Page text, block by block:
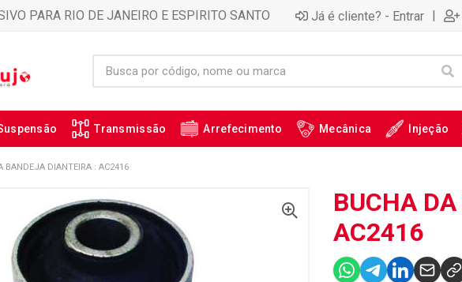
PARA RIO DE JANEIRO E ESPIRITO SANTO Já é cliente? - Entrar |
Transmissão Arrefecimento Mecânica Injeção
BANDEJA DIANTEIRA : AC2416
BUCHA
AC2416